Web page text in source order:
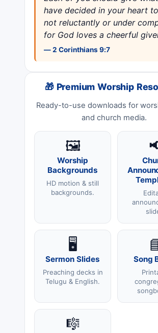
have decided in your heart
not reluctantly or under
for God loves a cheerful
— 2 Corinthians 9:7
🎁 Premium Worship
Ready-to-use downloads for
and church media.
🖼️
Worship
Backgrounds
HD motion & still
backgrounds.
🖥️
Sermon Slides
Preaching decks in
Telugu & English.
Song
🎼